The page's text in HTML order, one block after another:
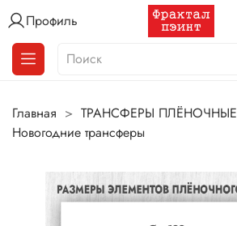
Профиль
Главная
ТРАНСФЕРЫ ПЛЁНОЧНЫЕ
Новогодние трансферы